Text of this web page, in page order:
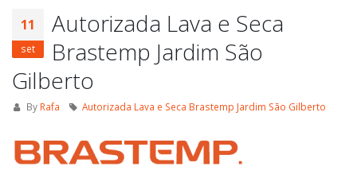
11
set
Autorizada Lava e Seca
Brastemp Jardim São
Gilberto
By Rafa Autorizada Lava e Seca Brastemp Jardim São Gilberto